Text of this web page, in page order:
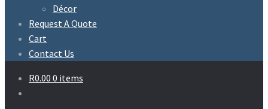
Décor
Request A Quote
Cart
Contact Us
R0.00 0 items